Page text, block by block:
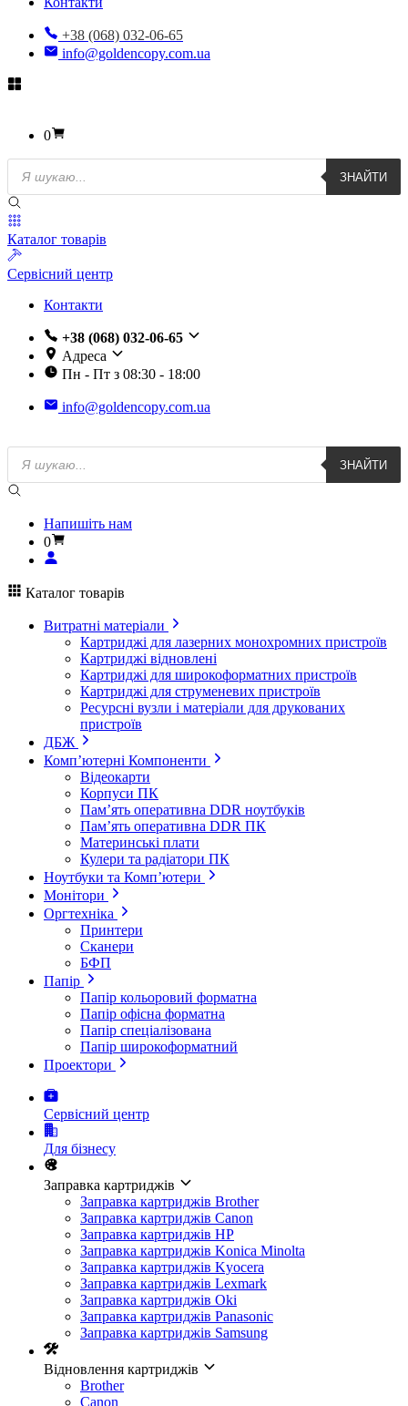
+38 (068) 032-06-65
info@goldencopy.com.ua
0
Пошук
товарів
ЗНАЙТИ
Каталог товарів
Сервісний центр
Контакти
+38 (068) 032-06-65
Адреса
Пн - Пт з 08:30 - 18:00
info@goldencopy.com.ua
Пошук
товарів
ЗНАЙТИ
Напишіть нам
0
Каталог товарів
Витратні матеріали
Картриджі для лазерних монохромних пристроїв
Картриджі відновлені
Картриджі для широкоформатних пристроїв
Картриджі для струменевих пристроїв
Ресурсні вузли і матеріали для друкованих
пристроїв
ДБЖ
Комп’ютерні Компоненти
Відеокарти
Корпуси ПК
Пам’ять оперативна DDR ноутбуків
Пам’ять оперативна DDR ПК
Материнські плати
Кулери та радіатори ПК
Ноутбуки та Комп’ютери
Монітори
Оргтехніка
Принтери
Сканери
БФП
Папір
Папір кольоровий форматна
Папір офісна форматна
Папір спеціалізована
Папір широкоформатний
Проектори
Сервісний центр
Для бізнесу
Заправка картриджів
Заправка картриджів Brother
Заправка картриджів Canon
Заправка картриджів HP
Заправка картриджів Konica Minolta
Заправка картриджів Kyocera
Заправка картриджів Lexmark
Заправка картриджів Oki
Заправка картриджів Panasonic
Заправка картриджів Samsung
Відновлення картриджів
Brother
Canon